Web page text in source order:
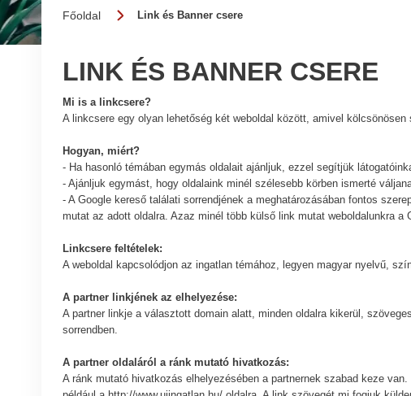
Főoldal Link és Banner csere
LINK ÉS BANNER CSERE
Mi is a linkcsere?
A linkcsere egy olyan lehetőség két weboldal között, amivel kölcsönösen
Hogyan, miért?
- Ha hasonló témában egymás oldalait ajánljuk, ezzel segítjük
- Ajánljuk egymást, hogy oldalaink minél szélesebb körben ismerté
- A Google kereső találati sorrendjének a meghatározásában fontos
mutat az adott oldalra. Azaz minél több külső link mutat weboldalunkra
Linkcsere feltételek:
A weboldal kapcsolódjon az ingatlan témához, legyen magyar nyelvű,
A partner linkjének az elhelyezése:
A partner linkje a választott domain alatt, minden oldalra kikerül,
sorrendben.
A partner oldaláról a ránk mutató hivatkozás:
A ránk mutató hivatkozás elhelyezésében a partnernek szabad keze